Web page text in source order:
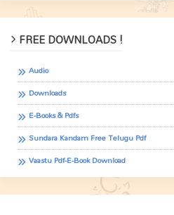
FREE DOWNLOADS !
Audio
Downloads
E-Books & Pdfs
Sundara Kandam Free Telugu Pdf
Vaastu Pdf-E-Book Download